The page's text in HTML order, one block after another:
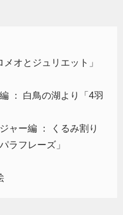
オとジュリエット」
： 白鳥の湖より「4羽
ャー編 ： くるみ割り
ラフレーズ」